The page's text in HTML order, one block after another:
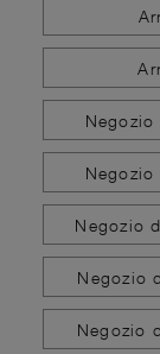
Negozio
Negozio
Negozio